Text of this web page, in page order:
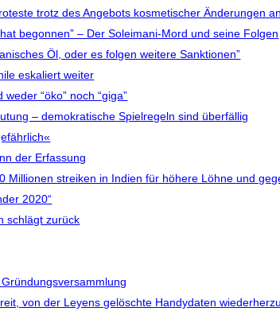
trotz des Angebots kosmetischer Änderungen
begonnen” – Der Soleimani-Mord und seine Folgen
Öl, oder es folgen weitere Sanktionen”
eskaliert weiter
“öko” noch “giga”
– demokratische Spielregeln sind überfällig
der Erfassung
Millionen streiken in Indien für höhere Löhne und
2020“
schlägt zurück
von der Leyens gelöschte Handydaten